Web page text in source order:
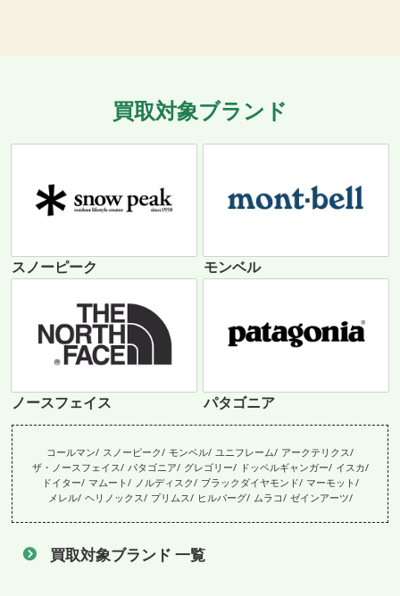
買取対象ブランド
スノーピーク モンベル
ノースフェイス パタゴニア
コールマン スノーピーク モンベル ユニフレーム
アークテリクス
ザ・ノースフェイス パタゴニア グレゴリー ドッペルギャンガー
イスカ
ドイター
マムート ノルディスク ブラックダイヤモンド
マーモット
メレル ヘリノックス プリムス ヒルバーグ ムラコ ゼインアーツ
買取対象ブランド 一覧